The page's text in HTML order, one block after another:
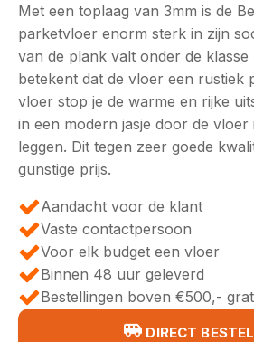
prijs
was:
€89,95.
prijs
is:
€79,95.
Met een toplaag van 3mm is de
parketvloer enorm sterk in zijn
van de plank valt onder de
betekent dat de vloer een rustiek
vloer stop je de warme en rijke
in een modern jasje door de vloer
leggen. Dit tegen zeer goede
gunstige prijs.
Aandacht voor de klant
Vaste contactpersoon
Voor elk budget een vloer
Binnen 48 uur geleverd
Bestellingen boven €500,-
DIRECT